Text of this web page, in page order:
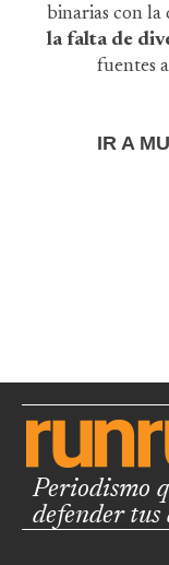
binarias con la
la falta de
fuentes
IR A
Periodismo
defender tus